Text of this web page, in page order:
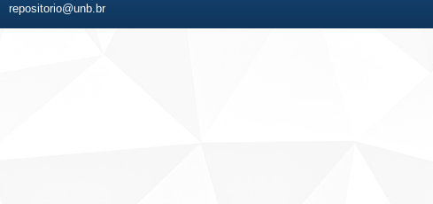
repositorio@unb.br